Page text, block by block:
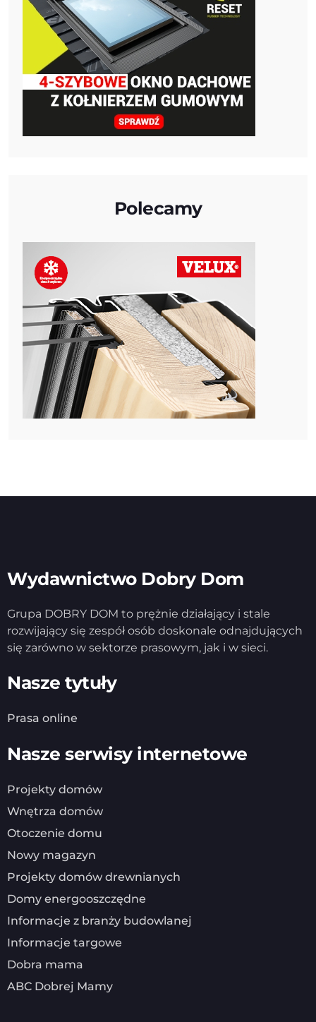
Polecamy
Wydawnictwo Dobry Dom
Grupa DOBRY DOM to prężnie działający i stale
rozwijający się zespół osób doskonale odnajdujących
się zarówno w sektorze prasowym, jak i w sieci.
Nasze tytuły
Prasa online
Nasze serwisy internetowe
Projekty domów
Wnętrza domów
Otoczenie domu
Nowy magazyn
Projekty domów drewnianych
Domy energooszczędne
Informacje z branży budowlanej
Informacje targowe
Dobra mama
ABC Dobrej Mamy